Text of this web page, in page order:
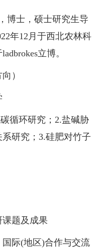
士，硕士研究生导
年12月于西北农林科
立博。
）
循环研究；2.盐碱胁
研究；3.硅肥对竹子
题及成果
际(地区)合作与交流